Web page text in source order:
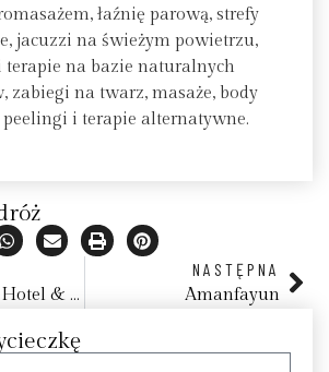
łaźnię parową, strefy
jacuzzi na świeżym powietrzu,
terapie na bazie naturalnych
zabiegi na twarz, masaże, body
i terapie alternatywne.
Tierra Chiloé Hotel & Spa
NASTĘPNA
Amanfayun